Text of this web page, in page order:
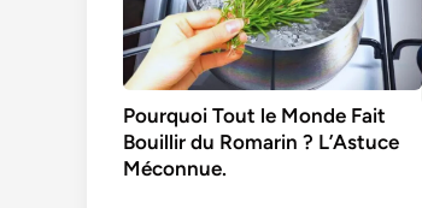
Pourquoi Tout le Monde Fait
Bouillir du Romarin ? L’Astuce
Méconnue.